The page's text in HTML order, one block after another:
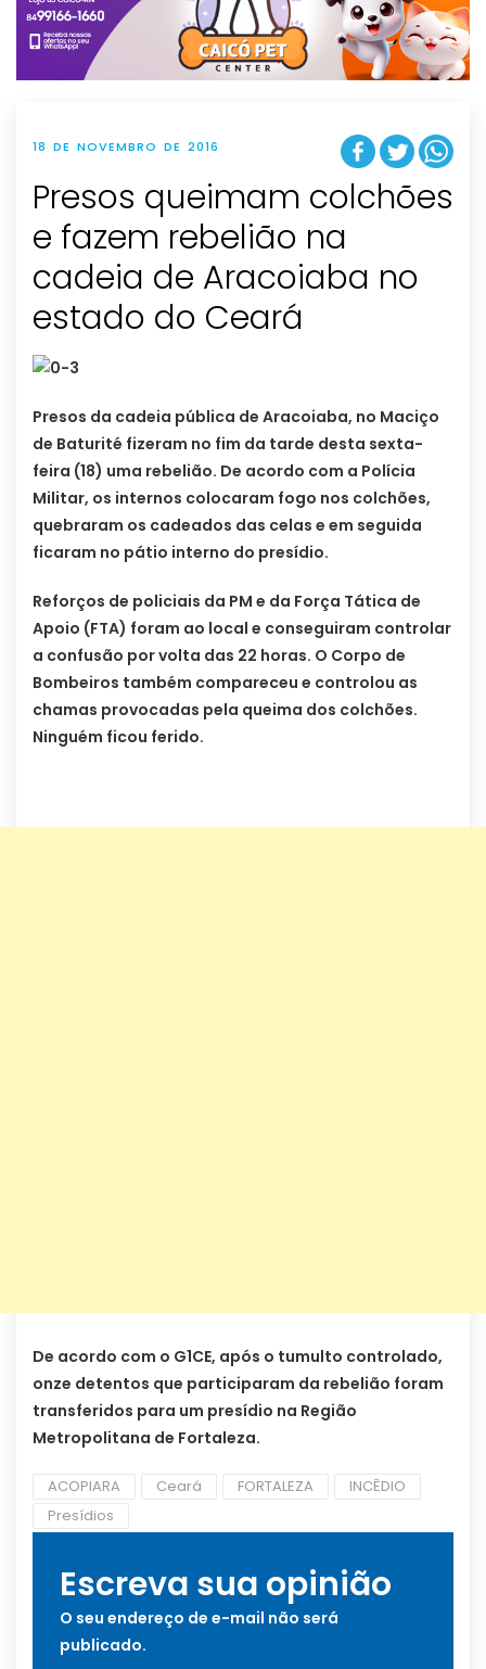
t
i
o
n
18 DE NOVEMBRO DE 2016
Presos queimam colchões
e fazem rebelião na
cadeia de Aracoiaba no
estado do Ceará
Presos da cadeia pública de Aracoiaba, no Maciço
de Baturité fizeram no fim da tarde desta sexta-
feira (18) uma rebelião. De acordo com a Polícia
Militar, os internos colocaram fogo nos colchões,
quebraram os cadeados das celas e em seguida
ficaram no pátio interno do presídio.
Reforços de policiais da PM e da Força Tática de
Apoio (FTA) foram ao local e conseguiram controlar
a confusão por volta das 22 horas. O Corpo de
Bombeiros também compareceu e controlou as
chamas provocadas pela queima dos colchões.
Ninguém ficou ferido.
De acordo com o G1CE, após o tumulto controlado,
onze detentos que participaram da rebelião foram
transferidos para um presídio na Região
Metropolitana de Fortaleza.
ACOPIARA Ceará FORTALEZA
INCÊDIO
Presídios
Escreva sua opinião
O seu endereço de e-mail não será
publicado.